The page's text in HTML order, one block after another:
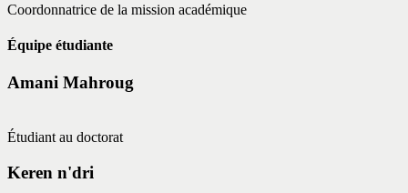
Coordonnatrice de la mission académique
Équipe étudiante
Amani Mahroug
Étudiant au doctorat
Keren n'dri